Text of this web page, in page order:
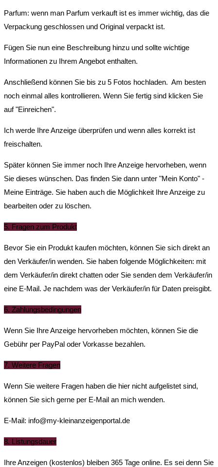
Parfum: wenn man Parfum verkauft ist es immer wichtig, das die
Verpackung geschlossen und Original verpackt ist.
Fügen Sie nun eine Beschreibung hinzu und sollte wichtige
Informationen zu Ihrem Angebot enthalten.
Anschließend können Sie bis zu 5 Fotos hochladen. Am besten
noch einmal alles kontrollieren. Wenn Sie fertig sind klicken Sie
auf "Einreichen".
Ich werde Ihre Anzeige überprüfen und wenn alles korrekt ist
freischalten.
Später können Sie immer noch Ihre Anzeige hervorheben, wenn
Sie dieses wünschen. Das finden Sie dann unter "Mein Konto" -
Meine Einträge. Sie haben auch die Möglichkeit Ihre Anzeige zu
bearbeiten oder zu löschen.
5. Fragen zum Produkt
Bevor Sie ein Produkt kaufen möchten, können Sie sich direkt an
den Verkäufer/in wenden. Sie haben folgende Möglichkeiten: mit
dem Verkäufer/in direkt chatten oder Sie senden dem Verkäufer/in
eine E-Mail. Je nachdem was der Verkäufer/in für Daten preisgibt.
6. Zahlungsbedingungen
Wenn Sie Ihre Anzeige hervorheben möchten, können Sie die
Gebühr per PayPal oder Vorkasse bezahlen.
7. Weitere Fragen
Wenn Sie weitere Fragen haben die hier nicht aufgelistet sind,
können Sie sich gerne per E-Mail an mich wenden.
E-Mail: info@my-kleinanzeigenportal.de
8. Listungsdauer
Ihre Anzeigen (kostenlos) bleiben 365 Tage online. Es sei denn Sie